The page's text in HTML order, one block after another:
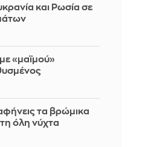
και Ρωσία σε
«μαϊμού»
τα βρώμικα
όλη νύχτα